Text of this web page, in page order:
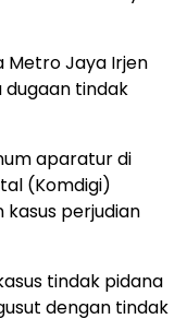
Metro Jaya Irjen
dugaan tindak
aparatur di
(Komdigi)
perjudian
tindak pidana
dengan tindak